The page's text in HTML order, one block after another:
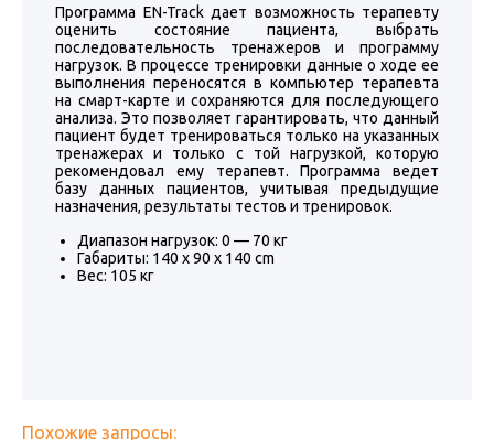
Программа EN-Track дает возможность терапевту
оценить состояние пациента, выбрать
последовательность тренажеров и программу
нагрузок. В процессе тренировки данные о ходе ее
выполнения переносятся в компьютер терапевта
на смарт-карте и сохраняются для последующего
анализа. Это позволяет гарантировать, что данный
пациент будет тренироваться только на указанных
тренажерах и только с той нагрузкой, которую
рекомендовал ему терапевт. Программа ведет
базу данных пациентов, учитывая предыдущие
назначения, результаты тестов и тренировок.
Диапазон нагрузок: 0 — 70 кг
Габариты: 140 x 90 x 140 cm
Вес: 105 кг
Похожие запросы: